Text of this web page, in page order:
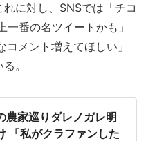
に対し、SNSでは「チコ
番の名ツイートかも」
コメント増えてほしい」
。
農家巡りダレノガレ明
「私がクラファンした